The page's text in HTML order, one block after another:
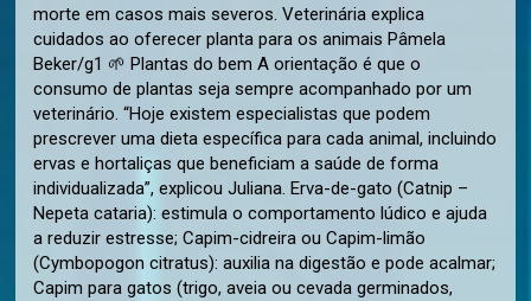
morte em casos mais severos. Veterinária explica
cuidados ao oferecer planta para os animais Pâmela
Beker/g1 🌱 Plantas do bem A orientação é que o
consumo de plantas seja sempre acompanhado por um
veterinário. “Hoje existem especialistas que podem
prescrever uma dieta específica para cada animal, incluindo
ervas e hortaliças que beneficiam a saúde de forma
individualizada”, explicou Juliana. Erva-de-gato (Catnip –
Nepeta cataria): estimula o comportamento lúdico e ajuda
a reduzir estresse; Capim-cidreira ou Capim-limão
(Cymbopogon citratus): auxilia na digestão e pode acalmar;
Capim para gatos (trigo, aveia ou cevada germinados,